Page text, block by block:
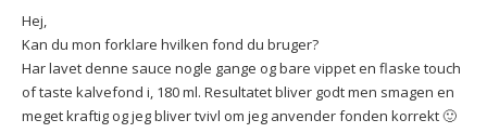
Hej,
Kan du mon forklare hvilken fond du bruger?
Har lavet denne sauce nogle gange og bare vippet en flaske touch
of taste kalvefond i, 180 ml. Resultatet bliver godt men smagen en
meget kraftig og jeg bliver tvivl om jeg anvender fonden korrekt 🙂